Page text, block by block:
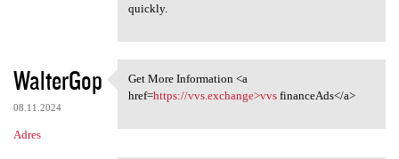
quickly.
WalterGop
08.11.2024
Adres
Get More Information <a href
Get More Information <a
href=https://vvs.exchange>vvsfinanceAds</a>